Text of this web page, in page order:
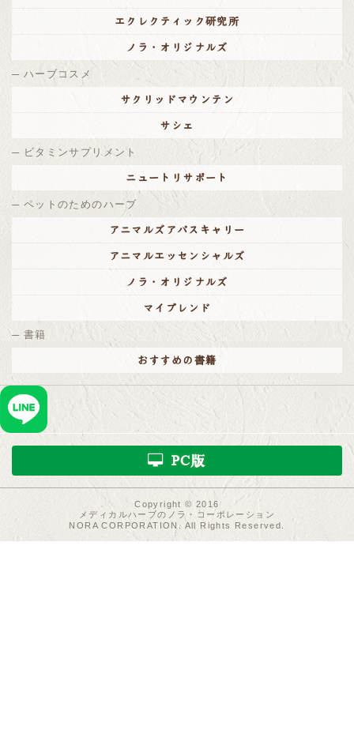
エクレクティック研究所
ノラ・オリジナルズ
ハーブコスメ
サクリッドマウンテン
サシェ
ビタミンサプリメント
ニュートリサポート
ペットのためのハーブ
アニマルズアパスキャリー
アニマルエッセンシャルズ
ノラ・オリジナルズ
マイブレンド
書籍
おすすめの書籍
PC版
Copyright © 2016
メディカルハーブのノラ・コーポレーション
NORA CORPORATION. All Rights Reserved.